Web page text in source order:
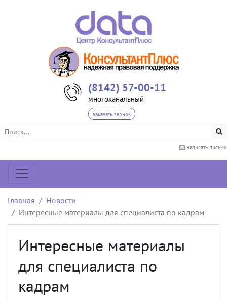
(8142) 57-00-11
многоканальный
заказать звонок
написать письмо
Главная
Новости
Интересные материалы для специалиста по кадрам
Интересные материалы
для специалиста по
кадрам